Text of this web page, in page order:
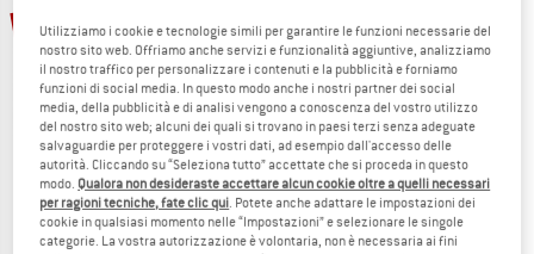
20%
BERGHAUS
Women's Deluge 2.0
Pantaloni antipioggia
fino al 60%
BERGHAUS
Deluge Pro 3.0 Jacket
Giacca antipioggia
Utilizziamo i cookie e tecnologie simili per garantire le funzioni necessarie del
nostro sito web. Offriamo anche servizi e funzionalità aggiuntive, analizziamo
il nostro traffico per personalizzare i contenuti e la pubblicità e forniamo
funzioni di social media. In questo modo anche i nostri partner dei social
media, della pubblicità e di analisi vengono a conoscenza del vostro utilizzo
del nostro sito web; alcuni dei quali si trovano in paesi terzi senza adeguate
salvaguardie per proteggere i vostri dati, ad esempio dall'accesso delle
autorità. Cliccando su “Seleziona tutto” accettate che si proceda in questo
modo. Qualora non desideraste accettare alcun cookie oltre a quelli necessari
per ragioni tecniche, fate clic qui. Potete anche adattare le impostazioni dei
cookie in qualsiasi momento nelle “Impostazioni” e selezionare le singole
categorie. La vostra autorizzazione è volontaria, non è necessaria ai fini